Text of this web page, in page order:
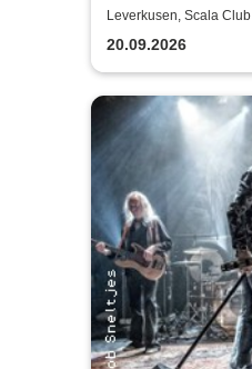
Leverkusen, Scala Club
20.09.2026